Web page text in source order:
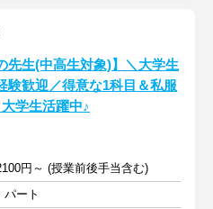
先生(中高生対象)】＼大学生
験歓迎／得意な1科目＆私服
学生活躍中♪
円～ (授業前後手当含む)
パート